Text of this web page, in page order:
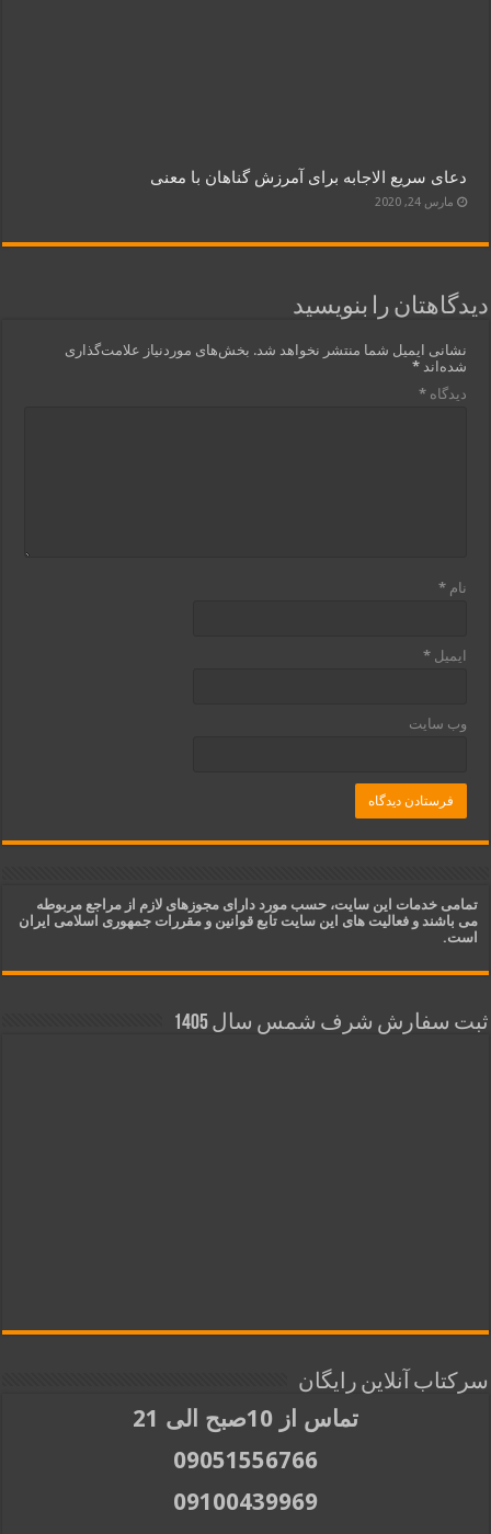
دعای سریع الاجابه برای آمرزش گناهان با معنی
مارس 24, 2020
دیدگاهتان را بنویسید
نشانی ایمیل شما منتشر نخواهد شد. بخش‌های موردنیاز علامت‌گذاری
شده‌اند*
دیدگاه*
نام*
ایمیل*
وب‌ سایت
تمامی خدمات این سایت، حسب مورد دارای مجوزهای لازم از مراجع مربوطه
می باشند و فعالیت های این سایت تابع قوانین و مقررات جمهوری اسلامی ایران
است.
ثبت سفارش شرف شمس سال 1405
سرکتاب آنلاین رایگان
تماس از 10صبح الی 21
09051556766
09100439969